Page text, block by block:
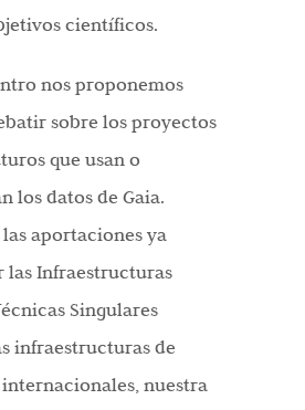
científicos.
nos proponemos
sobre los proyectos
que usan o
los datos de Gaia.
aportaciones ya
las Infraestructuras
Singulares
infraestructuras de
nuestra